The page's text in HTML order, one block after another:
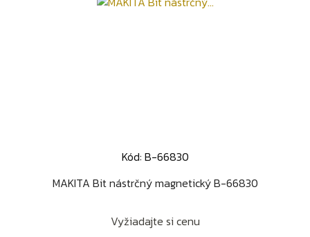
Kód: B-66830
MAKITA Bit nástrčný magnetický B-66830
Vyžiadajte si cenu